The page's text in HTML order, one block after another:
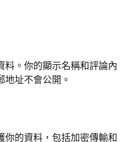
料。你的顯示名稱和評論內
地址不會公開。
你的資料，包括加密傳輸和